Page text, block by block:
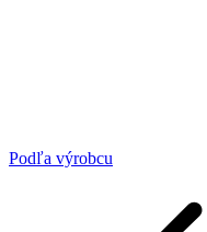
Podľa výrobcu